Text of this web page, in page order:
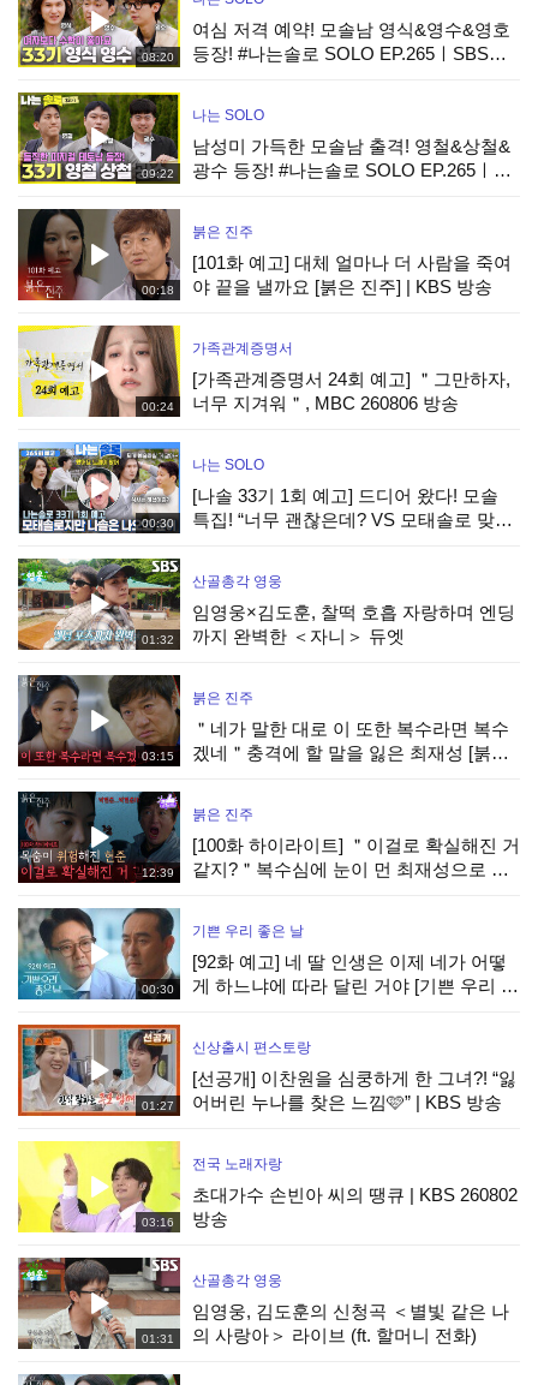
08:20
여심 저격 예약! 모솔남 영식&영수&영호
등장! #나는솔로 SOLO EP.265ㅣSBS
09:22
나는 SOLO
남성미 가득한 모솔남 출격! 영철&상철&
광수 등장! #나는솔로 SOLO EP.265ㅣ
00:18
붉은 진주
[101화 예고] 대체 얼마나 더 사람을 죽여
야 끝을 낼까요 [붉은 진주] | KBS 방송
00:24
가족관계증명서
[가족관계증명서 24회 예고] ＂그만하자,
너무 지겨워＂, MBC 260806 방송
00:30
나는 SOLO
[나솔 33기 1회 예고] 드디어 왔다! 모솔
특집! “너무 괜찮은데? VS 모태솔로 맞네”
01:32
산골총각 영웅
임영웅×김도훈, 찰떡 호흡 자랑하며 엔딩
까지 완벽한 ＜자니＞ 듀엣
03:15
붉은 진주
＂네가 말한 대로 이 또한 복수라면 복수
겠네＂충격에 할 말을 잃은 최재성 [붉은
12:39
붉은 진주
[100화 하이라이트] ＂이걸로 확실해진 거
같지?＂복수심에 눈이 먼 최재성으로 목
00:30
기쁜 우리 좋은 날
[92화 예고] 네 딸 인생은 이제 네가 어떻
게 하느냐에 따라 달린 거야 [기쁜 우리 좋
01:27
신상출시 편스토랑
[선공개] 이찬원을 심쿵하게 한 그녀?! “잃
어버린 누나를 찾은 느낌🩷” | KBS 방송
03:16
전국 노래자랑
초대가수 손빈아 씨의 땡큐 | KBS 260802
방송
01:31
산골총각 영웅
임영웅, 김도훈의 신청곡 ＜별빛 같은 나
의 사랑아＞ 라이브 (ft. 할머니 전화)